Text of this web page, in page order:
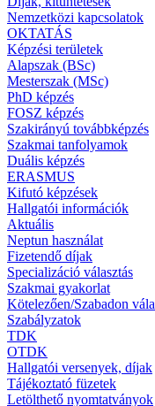
Nemzetközi kapcsolatok
OKTATÁS
Képzési területek
Alapszak (BSc)
Mesterszak (MSc)
PhD képzés
FOSZ képzés
Szakirányú továbbképzés
Szakmai tanfolyamok
Duális képzés
ERASMUS
Kifutó képzések
Hallgatói információk
Aktuális
Neptun használat
Fizetendő díjak
Specializáció választás
Szakmai gyakorlat
Kötelezően/Szabadon
Szabályzatok
TDK
OTDK
Hallgatói versenyek, díjak
Tájékoztató füzetek
Letölthető nyomtatványok